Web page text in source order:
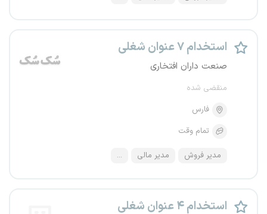
استخدام ۷ عنوان شغلی
صنعت داران افتخاری
منقضی شده
فارس
تمام وقت
مدیر فروش مدیر مالی ...
استخدام ۴ عنوان شغلی